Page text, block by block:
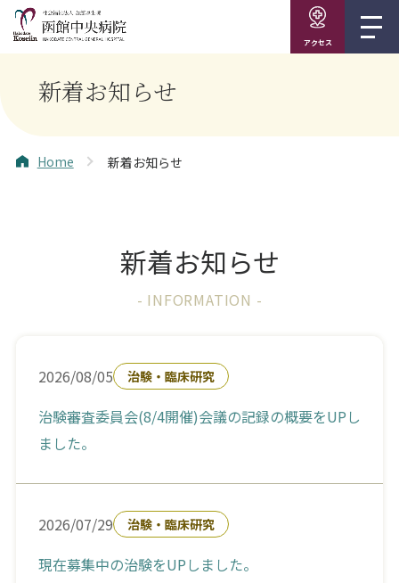
アクセス
新着お知らせ
Home 新着お知らせ
新着お知らせ
- INFORMATION -
2026/08/05 治験・臨床研究
治験審査委員会(8/4開催)会議の記録の概要をUPし
ました。
2026/07/29 治験・臨床研究
現在募集中の治験をUPしました。